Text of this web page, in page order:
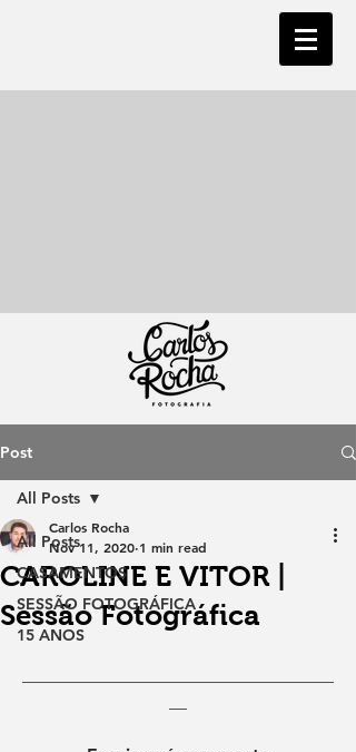
Post
All Posts
CASAMENTOS
SESSÃO FOTOGRÁFICA
15 ANOS
All Posts
CAROLINE E VITOR |
Sessão Fotográfica
Carlos Rocha
Nov 11, 2020 1 min read